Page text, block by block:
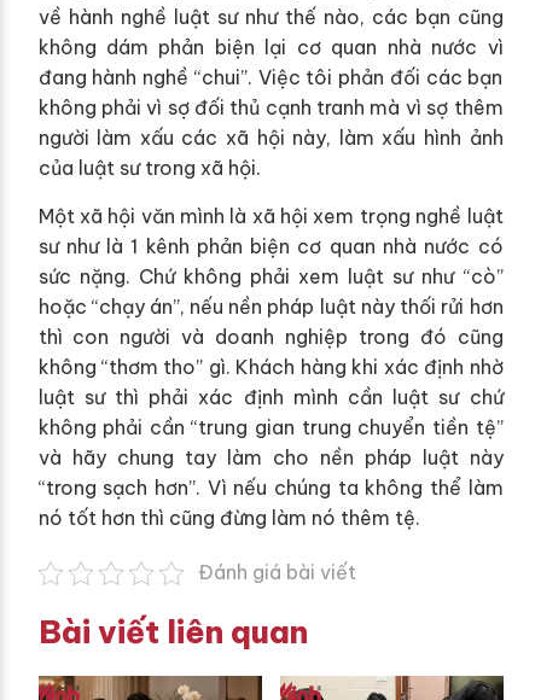
về hành nghề luật sư như thế nào, các bạn cũng
không dám phản biện lại cơ quan nhà nước vì
đang hành nghề “chui”. Việc tôi phản đối các bạn
không phải vì sợ đối thủ cạnh tranh mà vì sợ thêm
người làm xấu các xã hội này, làm xấu hình ảnh
của luật sư trong xã hội.
Một xã hội văn mình là xã hội xem trọng nghề luật
sư như là 1 kênh phản biện cơ quan nhà nước có
sức nặng. Chứ không phải xem luật sư như “cò”
hoặc “chạy án”, nếu nền pháp luật này thối rửi hơn
thì con người và doanh nghiệp trong đó cũng
không “thơm tho” gì. Khách hàng khi xác định nhờ
luật sư thì phải xác định mình cần luật sư chứ
không phải cần “trung gian trung chuyển tiền tệ”
và hãy chung tay làm cho nền pháp luật này
“trong sạch hơn”. Vì nếu chúng ta không thể làm
nó tốt hơn thì cũng đừng làm nó thêm tệ.
Đánh giá bài viết
Bài viết liên quan